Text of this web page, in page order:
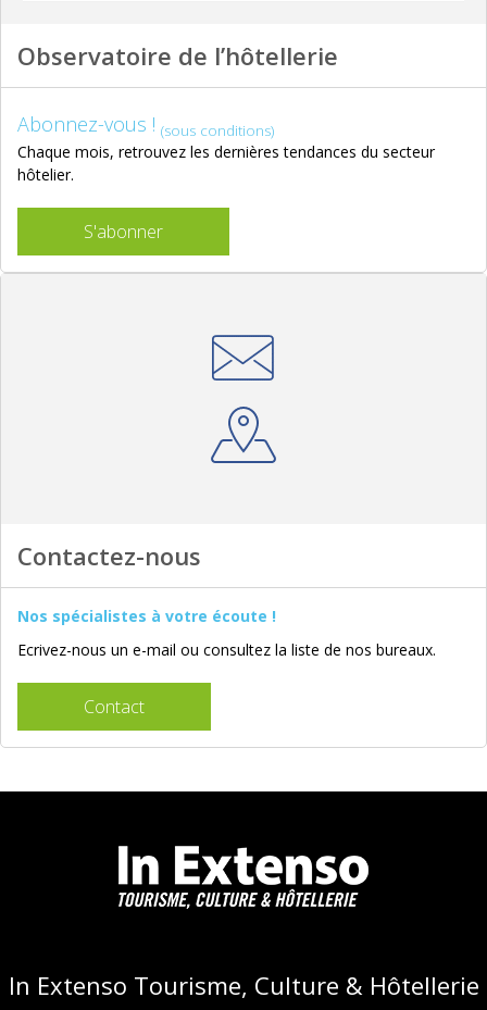
Observatoire de l’hôtellerie
Abonnez-vous ! (sous conditions)
Chaque mois, retrouvez les dernières tendances du secteur
hôtelier.
S'abonner
Contactez-nous
Nos spécialistes à votre écoute !
Ecrivez-nous un e-mail ou consultez la liste de nos bureaux.
Contact
In Extenso Tourisme, Culture & Hôtellerie